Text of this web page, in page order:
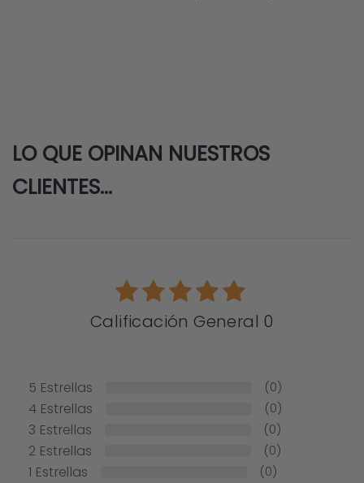
LO QUE OPINAN NUESTROS
CLIENTES...
Calificación General 0
5 Estrellas (0)
4 Estrellas (0)
3 Estrellas (0)
2 Estrellas (0)
1 Estrellas (0)